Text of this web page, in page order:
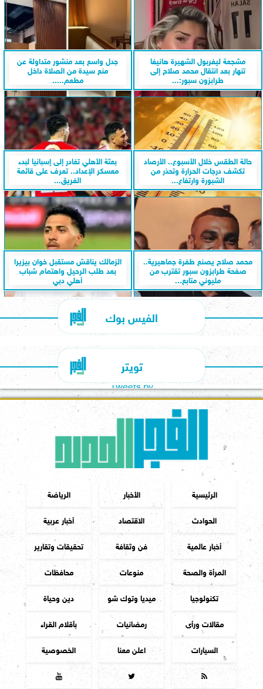
مشجعة ليفربول الشهيرة هانيفا
تنهار بعد انتقال محمد صلاح إلى
طرابزون سبور:...
جدل واسع بعد منشور متداولة عن
منع سيدة من الصلاة داخل
مطعم.....
حالة الطقس خلال الأسبوع.. الأرصاد
تكشف درجات الحرارة وتحذر من
الشبورة وارتفاع...
بعثة الأهلي تغادر إلى إسبانيا لبدء
معسكر الإعداد.. تعرف على قائمة
الفريق...
محمد صلاح يصنع طفرة جماهيرية..
صفحة طرابزون سبور تقترب من
مليوني متابع...
الزمالك يناقش مستقبل خوان بيزيرا
بعد طلب الرحيل واهتمام شباب
أهلي دبي
الفيس بوك
تويتر
Tweets by
الرئيسية الأخبار
الرياضة
الحوادث
الاقتصاد
أخبار عربية
أخبار عالمية
فن وثقافة
تحقيقات وتقارير
المرأة والصحة
منوعات
محافظات
تكنولوجيا
ميديا وتوك شو
دين وحياة
مقالات ورأى
رمضانيات
بأقلام القراء
السيارات
اعلن معنا
الخصوصية


